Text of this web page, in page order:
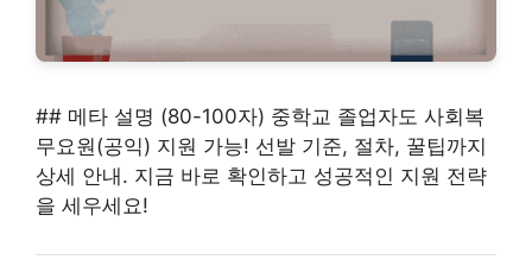
## 메타 설명 (80-100자) 중학교 졸업자도 사회복
무요원(공익) 지원 가능! 선발 기준, 절차, 꿀팁까지
상세 안내. 지금 바로 확인하고 성공적인 지원 전략
을 세우세요!